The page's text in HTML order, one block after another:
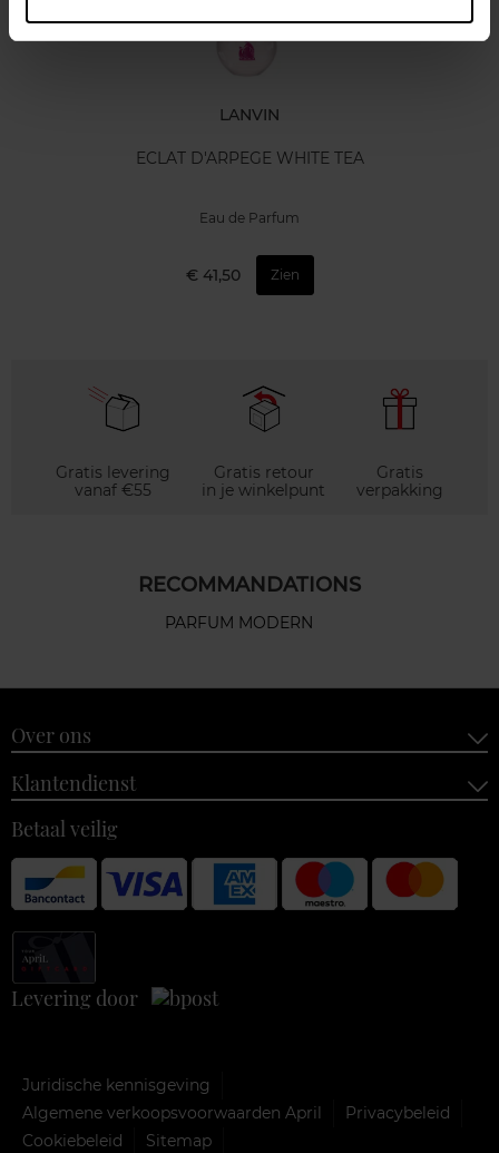
LANVIN
ECLAT D'ARPEGE WHITE TEA
Eau de Parfum
€ 41,50 Zien
Gratis levering
vanaf €55
Gratis retour
in je winkelpunt
Gratis
verpakking
RECOMMANDATIONS
PARFUM MODERN
Over ons
Klantendienst
Betaal veilig
Levering door
Juridische kennisgeving
Algemene verkoopsvoorwaarden April
Privacybeleid
Cookiebeleid
Sitemap